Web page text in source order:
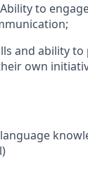
to
and ability
own